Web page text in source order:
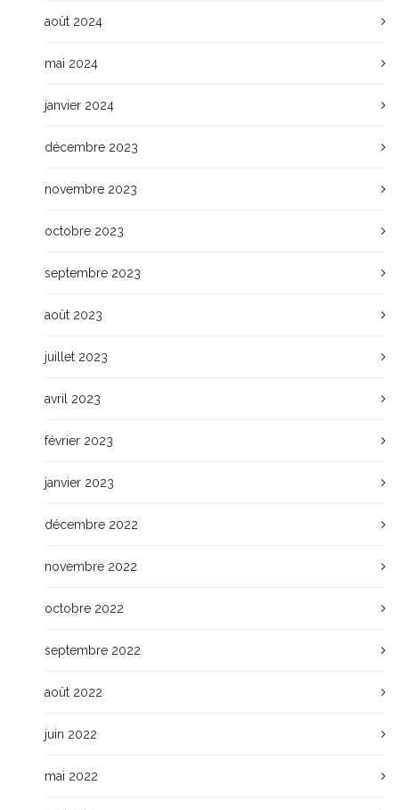
août 2024
mai 2024
janvier 2024
décembre 2023
novembre 2023
octobre 2023
septembre 2023
août 2023
juillet 2023
avril 2023
février 2023
janvier 2023
décembre 2022
novembre 2022
octobre 2022
septembre 2022
août 2022
juin 2022
mai 2022